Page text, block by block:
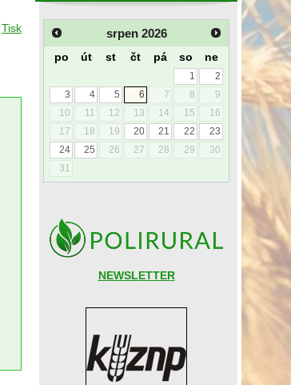
Tisk srpen 2026
po út st čt pá so ne
1
2
3
4 5 6 7 8
9
10
11 12 13 14 15
16
17
18 19 20 21 22
23
24
25 26 27 28 29
30
31
NEWSLETTER